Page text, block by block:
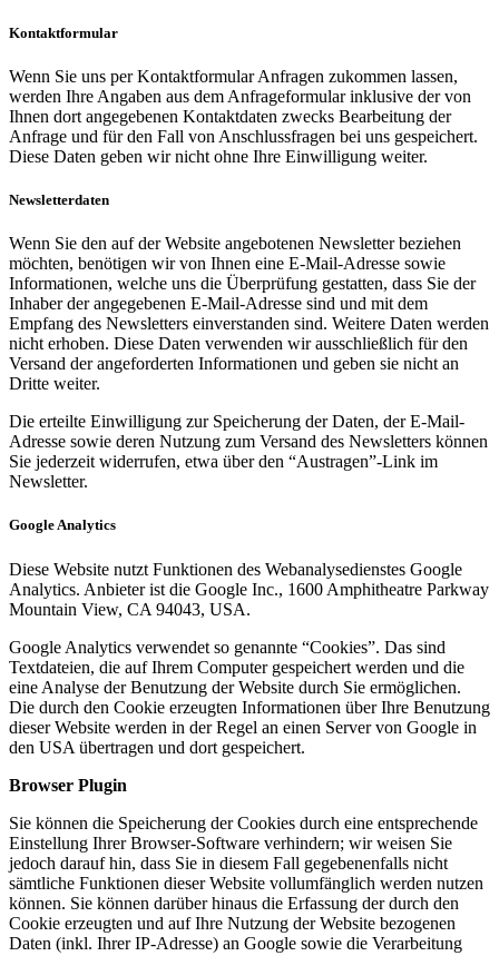
Kontaktformular
Wenn Sie uns per Kontaktformular Anfragen zukommen lassen,
werden Ihre Angaben aus dem Anfrageformular inklusive der von
Ihnen dort angegebenen Kontaktdaten zwecks Bearbeitung der
Anfrage und für den Fall von Anschlussfragen bei uns gespeichert.
Diese Daten geben wir nicht ohne Ihre Einwilligung weiter.
Newsletterdaten
Wenn Sie den auf der Website angebotenen Newsletter beziehen
möchten, benötigen wir von Ihnen eine E-Mail-Adresse sowie
Informationen, welche uns die Überprüfung gestatten, dass Sie der
Inhaber der angegebenen E-Mail-Adresse sind und mit dem
Empfang des Newsletters einverstanden sind. Weitere Daten werden
nicht erhoben. Diese Daten verwenden wir ausschließlich für den
Versand der angeforderten Informationen und geben sie nicht an
Dritte weiter.
Die erteilte Einwilligung zur Speicherung der Daten, der E-Mail-
Adresse sowie deren Nutzung zum Versand des Newsletters können
Sie jederzeit widerrufen, etwa über den “Austragen”-Link im
Newsletter.
Google Analytics
Diese Website nutzt Funktionen des Webanalysedienstes Google
Analytics. Anbieter ist die Google Inc., 1600 Amphitheatre Parkway
Mountain View, CA 94043, USA.
Google Analytics verwendet so genannte “Cookies”. Das sind
Textdateien, die auf Ihrem Computer gespeichert werden und die
eine Analyse der Benutzung der Website durch Sie ermöglichen.
Die durch den Cookie erzeugten Informationen über Ihre Benutzung
dieser Website werden in der Regel an einen Server von Google in
den USA übertragen und dort gespeichert.
Browser Plugin
Sie können die Speicherung der Cookies durch eine entsprechende
Einstellung Ihrer Browser-Software verhindern; wir weisen Sie
jedoch darauf hin, dass Sie in diesem Fall gegebenenfalls nicht
sämtliche Funktionen dieser Website vollumfänglich werden nutzen
können. Sie können darüber hinaus die Erfassung der durch den
Cookie erzeugten und auf Ihre Nutzung der Website bezogenen
Daten (inkl. Ihrer IP-Adresse) an Google sowie die Verarbeitung